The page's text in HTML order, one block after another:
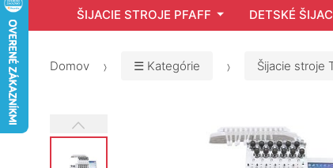
ŠIJACIE STROJE PFAFF
DETSKÉ
Domov ☰ Kategórie Šijacie stroje